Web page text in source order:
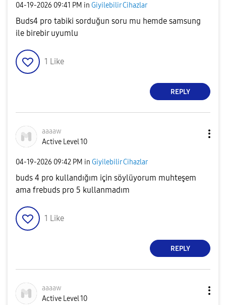
‎04-19-2026 09:41 PM in Giyilebilir Cihazlar
Buds4 pro tabiki sorduğun soru mu hemde samsung
ile birebir uyumlu
1 Like
REPLY
aaaaw
Active Level 10
‎04-19-2026 09:42 PM in Giyilebilir Cihazlar
buds 4 pro kullandığım için söylüyorum muhteşem
ama frebuds pro 5 kullanmadım
1 Like
REPLY
aaaaw
Active Level 10